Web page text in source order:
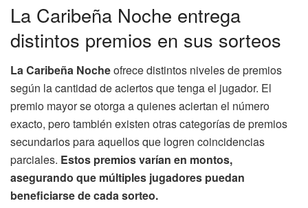
La Caribeña Noche entrega
distintos premios en sus sorteos
La Caribeña Nocheofrece distintos niveles de premios
según la cantidad de aciertos que tenga el jugador. El
premio mayor se otorga a quienes aciertan el número
exacto, pero también existen otras categorías de premios
secundarios para aquellos que logren coincidencias
parciales. Estos premios varían en montos,
asegurando que múltiples jugadores puedan
beneficiarse de cada sorteo.